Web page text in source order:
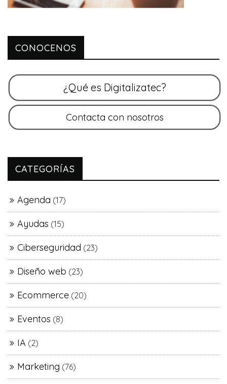
CONOCENOS
CATEGORÍAS
Agenda (17)
Ayudas (15)
Ciberseguridad (23)
Diseño web (23)
Ecommerce (20)
Eventos (8)
IA (2)
Marketing (76)